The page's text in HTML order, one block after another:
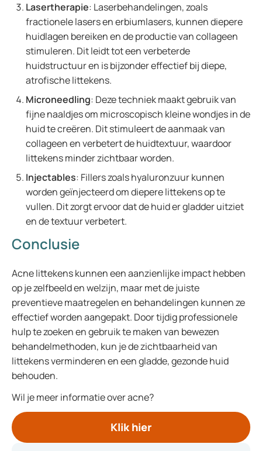
Lasertherapie: Laserbehandelingen, zoals
fractionele lasers en erbiumlasers, kunnen diepere
huidlagen bereiken en de productie van collageen
stimuleren. Dit leidt tot een verbeterde
huidstructuur en is bijzonder effectief bij diepe,
atrofische littekens.
Microneedling: Deze techniek maakt gebruik van
fijne naaldjes om microscopisch kleine wondjes in de
huid te creëren. Dit stimuleert de aanmaak van
collageen en verbetert de huidtextuur, waardoor
littekens minder zichtbaar worden.
Injectables: Fillers zoals hyaluronzuur kunnen
worden geïnjecteerd om diepere littekens op te
vullen. Dit zorgt ervoor dat de huid er gladder uitziet
en de textuur verbetert.
Conclusie
Acne littekens kunnen een aanzienlijke impact hebben
op je zelfbeeld en welzijn, maar met de juiste
preventieve maatregelen en behandelingen kunnen ze
effectief worden aangepakt. Door tijdig professionele
hulp te zoeken en gebruik te maken van bewezen
behandelmethoden, kun je de zichtbaarheid van
littekens verminderen en een gladde, gezonde huid
behouden.
Wil je meer informatie over acne?
Klik hier